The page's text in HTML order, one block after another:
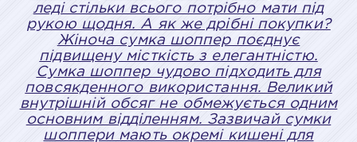
леді стільки всього потрібно мати під
рукою щодня. А як же дрібні покупки?
Жіноча сумка шоппер поєднує
підвищену місткість з елегантністю.
Сумка шоппер чудово підходить для
повсякденного використання. Великий
внутрішній обсяг не обмежується одним
основним відділенням. Зазвичай сумки
шоппери мають окремі кишені для